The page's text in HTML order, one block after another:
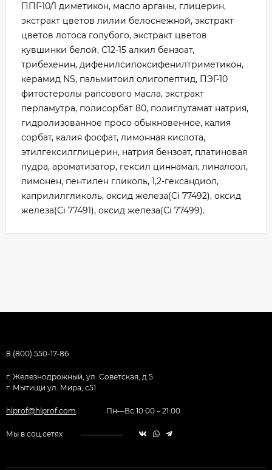
ППГ-10/1 диметикон, масло арганы, глицерин,
экстракт цветов лилии белоснежной, экстракт
цветов лотоса голубого, экстракт цветов
кувшинки белой, С12-15 алкил бензоат,
трибехенин, дифенилсилоксифенилтриметикон,
керамид NS, пальмитоил олигопептид, ПЭГ-10
фитостеролы рапсового масла, экстракт
перламутра, полисорбат 80, полиглутамат натрия,
гидролизованное просо обыкновенное, калия
сорбат, калия фосфат, лимонная кислота,
этилгексилглицерин, натрия бензоат, платиновая
пудра, ароматизатор, гексил циннамал, линалоол,
лимонен, пентилен гликоль, 1,2-гександиол,
каприлилгликоль, оксид железа(Ci 77492), оксид
железа(Ci 77491), оксид железа(Ci 77499).
8 (800) 550-17-86
г. Железнодрожный, ул. Советская, д.5
г. Мытищи ул. Мира, с51
hlprof@hlprof.com Пн—Вс 10:00 – 21:00
Мы в соц.сетях